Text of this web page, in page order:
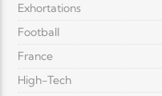
Exhortations
Football
France
High-Tech